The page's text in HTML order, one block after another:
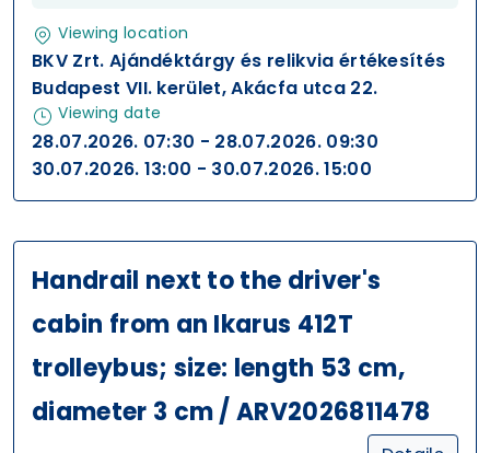
Viewing location
BKV Zrt. Ajándéktárgy és relikvia értékesítés
Budapest VII. kerület, Akácfa utca 22.
Viewing date
28.07.2026. 07:30 - 28.07.2026. 09:30
30.07.2026. 13:00 - 30.07.2026. 15:00
Handrail next to the driver's
cabin from an Ikarus 412T
trolleybus; size: length 53 cm,
diameter 3 cm / ARV2026811478